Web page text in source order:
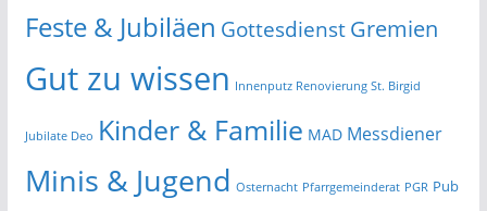
Feste & Jubiläen GottesdienstGremien
Gut zu wissen Innenputz Renovierung St. Birgid
Jubilate Deo Kinder & Familie MAD Messdiener
Minis & Jugend Osternacht Pfarrgemeinderat PGR Pub